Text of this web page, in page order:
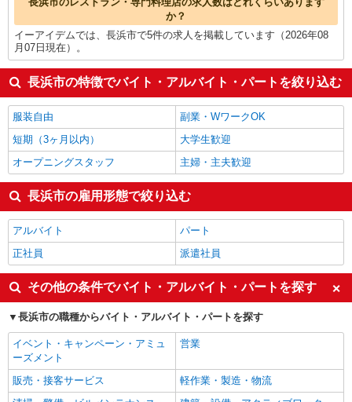
か？
イーアイデムでは、長浜市で5件の求人を掲載しています（2026年08
月07日現在）。
長浜市の特徴でバイト・アルバイト・パートを絞り込む
服装自由
副業・WワークOK
短期（3ヶ月以内）
大学生歓迎
オープニングスタッフ
主婦・主夫歓迎
長浜市の雇用形態で絞り込む
アルバイト
パート
正社員
派遣社員
その他の条件でバイト・アルバイト・パートを探す
長浜市の職種からバイト・アルバイト・パートを探す
イベント・キャンペーン・アミュ
ーズメント
営業
販売・接客サービス
軽作業・製造・物流